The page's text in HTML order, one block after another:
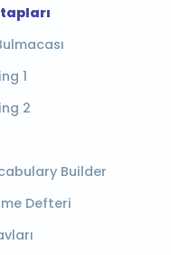
1
2
Builder
Defteri